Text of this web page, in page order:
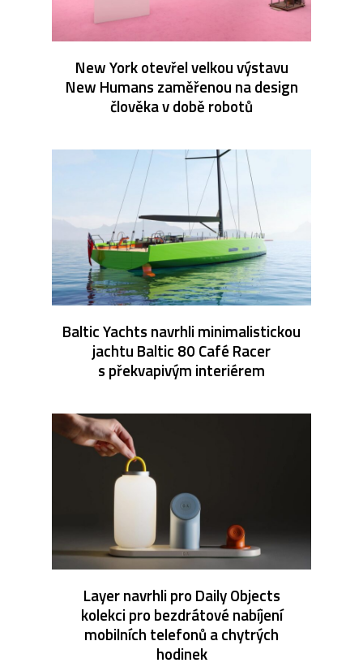
New York otevřel velkou výstavu
New Humans zaměřenou na design
člověka v době robotů
Baltic Yachts navrhli minimalistickou
jachtu Baltic 80 Café Racer
s překvapivým interiérem
Layer navrhli pro Daily Objects
kolekci pro bezdrátové nabíjení
mobilních telefonů a chytrých
hodinek